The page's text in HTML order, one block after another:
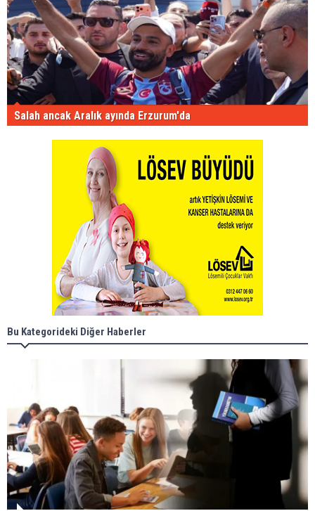
Salah ancak Aralık ayında Erzurum'da
Bu Kategorideki Diğer Haberler